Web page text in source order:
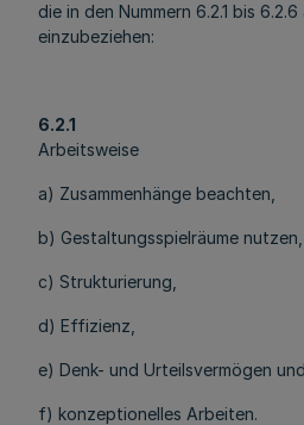
die in den Nummern 6.2.1 bis
einzubeziehen:
6.2.1
Arbeitsweise
a) Zusammenhänge beachten,
b) Gestaltungsspielräume nutzen,
c) Strukturierung,
d) Effizienz,
e) Denk- und Urteilsvermögen und
f) konzeptionelles Arbeiten.